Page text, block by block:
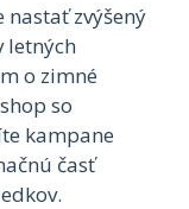
nastať zvýšený
letných
o zimné
so
kampane
časť